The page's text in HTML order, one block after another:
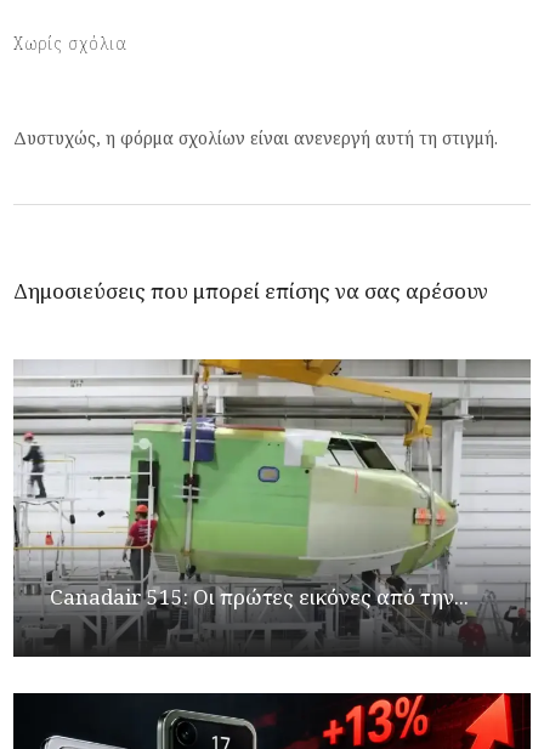
Χωρίς σχόλια
Δυστυχώς, η φόρμα σχολίων είναι ανενεργή αυτή τη στιγμή.
Δημοσιεύσεις που μπορεί επίσης να σας αρέσουν
Canadair 515: Οι πρώτες εικόνες από την...